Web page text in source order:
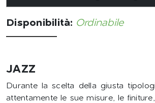
Disponibilità: Ordinabile
JAZZ
Durante la scelta della giusta
attentamente le sue misure, le